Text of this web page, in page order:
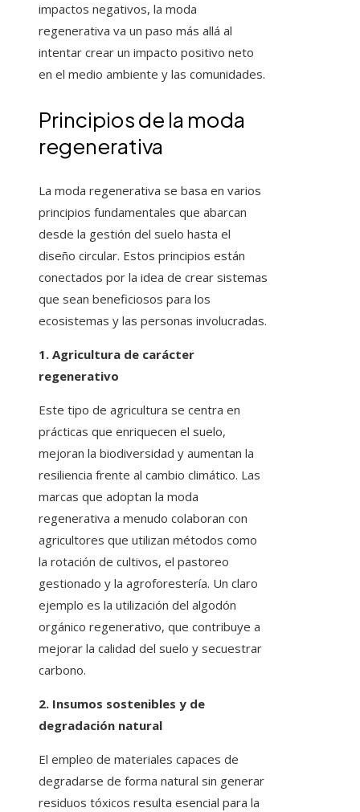
impactos negativos, la moda
regenerativa va un paso más allá al
intentar crear un impacto positivo neto
en el medio ambiente y las comunidades.
Principios de la moda
regenerativa
La moda regenerativa se basa en varios
principios fundamentales que abarcan
desde la gestión del suelo hasta el
diseño circular. Estos principios están
conectados por la idea de crear sistemas
que sean beneficiosos para los
ecosistemas y las personas involucradas.
1. Agricultura de carácter
regenerativo
Este tipo de agricultura se centra en
prácticas que enriquecen el suelo,
mejoran la biodiversidad y aumentan la
resiliencia frente al cambio climático. Las
marcas que adoptan la moda
regenerativa a menudo colaboran con
agricultores que utilizan métodos como
la rotación de cultivos, el pastoreo
gestionado y la agroforestería. Un claro
ejemplo es la utilización del algodón
orgánico regenerativo, que contribuye a
mejorar la calidad del suelo y secuestrar
carbono.
2. Insumos sostenibles y de
degradación natural
El empleo de materiales capaces de
degradarse de forma natural sin generar
residuos tóxicos resulta esencial para la